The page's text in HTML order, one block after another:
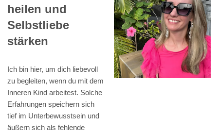
heilen und
Selbstliebe
stärken
Ich bin hier, um dich liebevoll
zu begleiten, wenn du mit dem
Inneren Kind arbeitest. Solche
Erfahrungen speichern sich
tief im Unterbewusstsein und
äußern sich als fehlende